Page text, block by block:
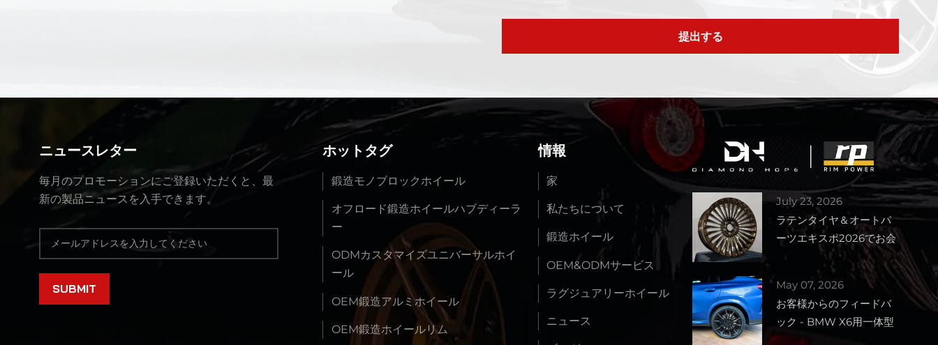
提出する
ニュースレター
毎月のプロモーションにご登録いただくと、最
新の製品ニュースを入手できます。
ホットタグ
鍛造モノブロックホイール
オフロード鍛造ホイールハブディーラ
ー
ODMカスタマイズユニバーサルホイ
ール
OEM鍛造アルミホイール
OEM鍛造ホイールリム
情報
家
私たちについて
鍛造ホイール
OEM&ODMサービス
ラグジュアリーホイール
ニュース
July 23, 2026
ラテンタイヤ＆オートパ
ーツエキスポ2026でお会
いしましょう – ブース番
May 07, 2026
お客様からのフィードバ
ック - BMW X6用一体型
鍛造ホイール